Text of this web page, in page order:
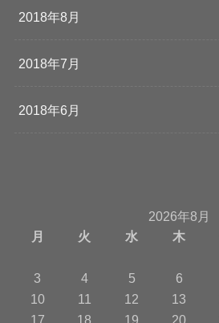
2018年8月
2018年7月
2018年6月
2026年8月
月
火 水 木
3
4 5 6
10
11 12 13
17
18 19 20